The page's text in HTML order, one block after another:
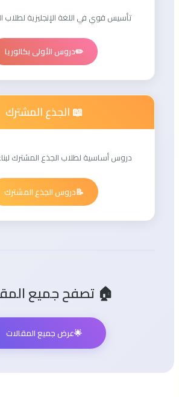
تأسيس قوي في اللغة الإنجليزية لطلاب
✏️دروس الأولى بكالوريا
📖 الجذع المشترك
دروس أساسية لطلاب الجذع المشترك
📝دروس الجذع المشترك
🏠 تصفح جميع
🌟عرض جميع المقالات